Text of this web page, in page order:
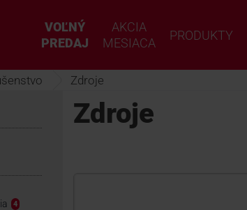
VOĽNÝ
PREDAJ
AKCIA
MESIACA
PRODUKTY
Zdroje
4
Zdroje